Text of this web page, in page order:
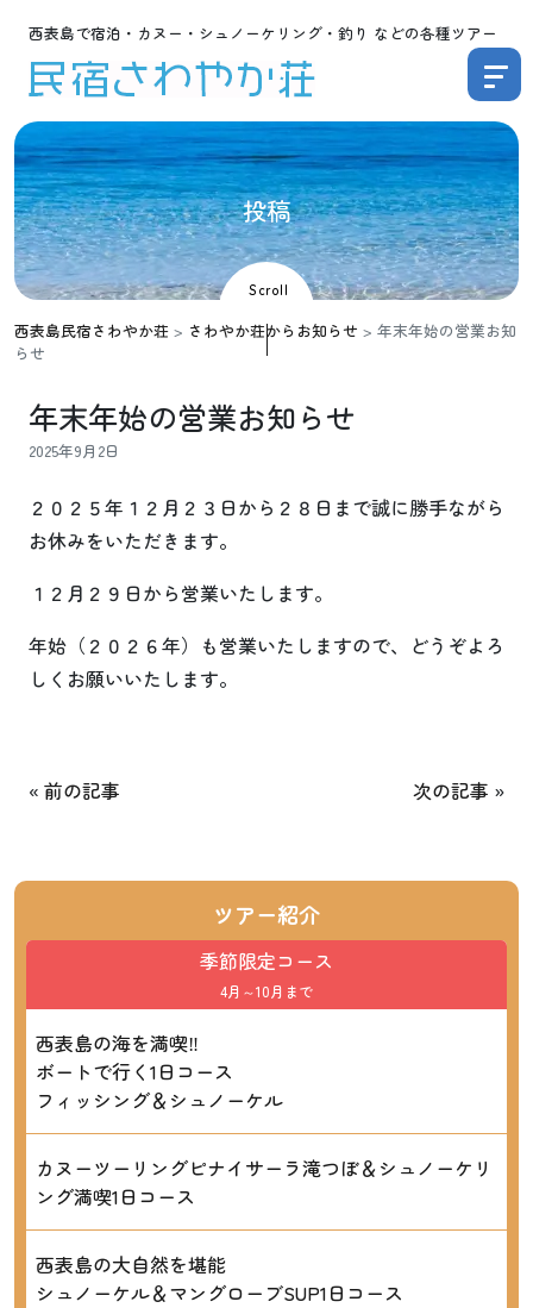
西表島で宿泊・カヌー・シュノーケリング・釣り などの各種ツアー
投稿
Scroll
西表島民宿さわやか荘 > さわやか荘からお知らせ > 年末年始の営業お知
らせ
年末年始の営業お知らせ
2025年9月2日
２０２５年１２月２３日から２８日まで誠に勝手ながら
お休みをいただきます。
１２月２９日から営業いたします。
年始（２０２６年）も営業いたしますので、どうぞよろ
しくお願いいたします。
« 前の記事 次の記事 »
ツアー紹介
季節限定コース
4月～10月まで
西表島の海を満喫‼
ボートで行く1日コース
フィッシング＆シュノーケル
カヌーツーリングピナイサーラ滝つぼ＆シュノーケリ
ング満喫1日コース
西表島の大自然を堪能
シュノーケル＆マングローブSUP1日コース